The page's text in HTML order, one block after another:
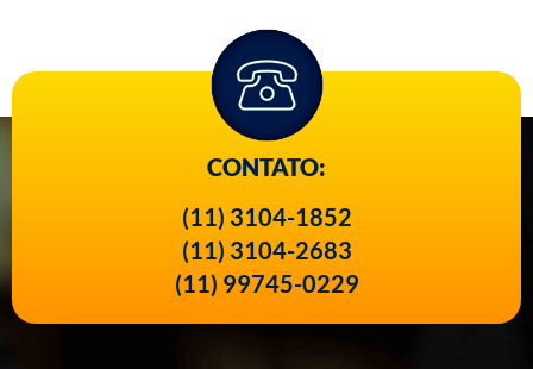
CONTATO:
(11) 3104-1852
(11) 3104-2683
(11) 99745-0229